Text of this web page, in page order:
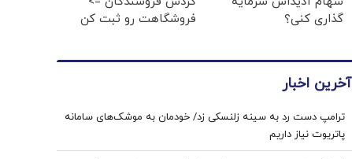
گذاری کنی؟
فروشگاهت رو ثبت کن
آخرین اخبار
ترامپ دست رد به سینه زلنسکی زد/ خودمان به موشک‌های سامانه
پاتریوت نیاز داریم